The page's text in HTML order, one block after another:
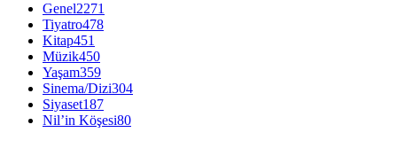
Genel2271
Tiyatro478
Kitap451
Müzik450
Yaşam359
Sinema/Dizi304
Siyaset187
Nil’in Köşesi80